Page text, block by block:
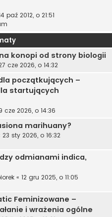
paź 2012, o 21:51
konopi od strony biologii
cze 2026, o 14:32
początkujących –
startujących
cze 2026, o 14:36
marihuany?
23 sty 2026, o 16:32
odmianami indica,
« 12 gru 2025, o 11:05
Feminizowane –
i wrażenia ogólne